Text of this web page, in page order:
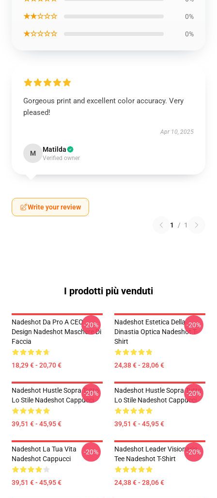
★★☆☆☆ 0%
★☆☆☆☆ 0%
Gorgeous print and excellent color accuracy. Very
pleased!
Apr 10, 2025
M Matilda
Verified owner
Write your review
1 / 1
I prodotti più venduti
Nadeshot Da Pro A CEO
Design Nadeshot Maschere Di
Faccia
18,29 € - 20,70 €
-20%
Nadeshot Estetica Della
Dinastia Optica Nadeshot T-
Shirt
24,38 € - 28,06 €
-20%
Nadeshot Hustle Sopra Tutto
Lo Stile Nadeshot Cappucci
39,51 € - 45,95 €
-20%
Nadeshot Hustle Sopra Tutto
Lo Stile Nadeshot Cappucci
39,51 € - 45,95 €
-20%
Nadeshot La Tua Vita
Nadeshot Cappucci
39,51 € - 45,95 €
-20%
Nadeshot Leader Visionario
Tee Nadeshot T-Shirt
24,38 € - 28,06 €
-20%